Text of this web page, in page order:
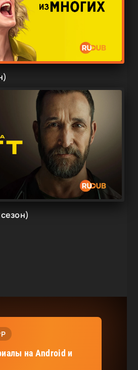
на Android и